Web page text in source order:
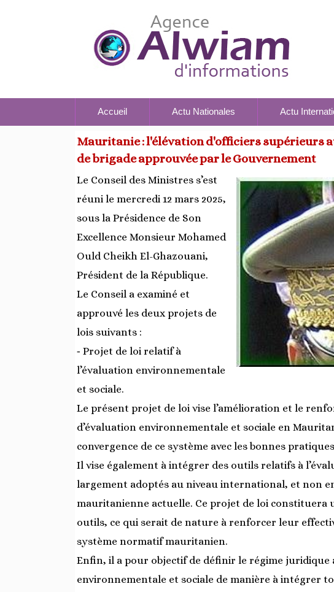
Accueil Actu Nationales Actu
Mauritanie : l'élévation d'officiers supérieurs
de brigade approuvée par le Gouvernement
Le Conseil des Ministres s’est
réuni le mercredi 12 mars 2025,
sous la Présidence de Son
Excellence Monsieur Mohamed
Ould Cheikh El-Ghazouani,
Président de la République.
Le Conseil a examiné et
approuvé les deux projets de
lois suivants :
‐ Projet de loi relatif à
l’évaluation environnementale
et sociale.
Le présent projet de loi vise l’amélioration et le
d’évaluation environnementale et sociale en
convergence de ce système avec les bonnes
Il vise également à intégrer des outils relatifs à
largement adoptés au niveau international, et non
mauritanienne actuelle. Ce projet de loi constituera
outils, ce qui serait de nature à renforcer leur
système normatif mauritanien.
Enfin, il a pour objectif de définir le régime juridique
environnementale et sociale de manière à intégrer